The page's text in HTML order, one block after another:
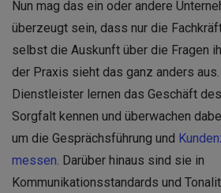
Nun mag das ein oder andere
überzeugt sein, dass nur die
selbst die Auskunft über die Fragen
der Praxis sieht das ganz anders
Dienstleister lernen das Geschäft
Sorgfalt kennen und überwachen
um die Gesprächsführung und
messen . Darüber hinaus sind sie in
Kommunikationsstandards und